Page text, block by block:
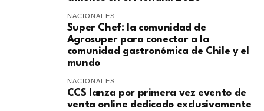
NACIONALES
Super Chef: la comunidad de
Agrosuper para conectar a la
comunidad gastronómica de Chile y el
mundo
NACIONALES
CCS lanza por primera vez evento de
venta online dedicado exclusivamente